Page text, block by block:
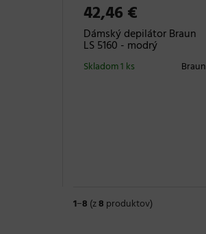
42,46 €
Dámský depilátor Braun
LS 5160 - modrý
Braun
Skladom 1 ks
1−8 (z8 produktov)